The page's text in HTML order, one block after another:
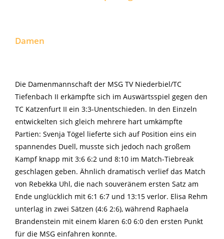
Damen
Die Damenmannschaft der MSG TV Niederbiel/TC
Tiefenbach II erkämpfte sich im Auswärtsspiel gegen den
TC Katzenfurt II ein 3:3-Unentschieden. In den Einzeln
entwickelten sich gleich mehrere hart umkämpfte
Partien: Svenja Tögel lieferte sich auf Position eins ein
spannendes Duell, musste sich jedoch nach großem
Kampf knapp mit 3:6 6:2 und 8:10 im Match-Tiebreak
geschlagen geben. Ähnlich dramatisch verlief das Match
von Rebekka Uhl, die nach souveränem ersten Satz am
Ende unglücklich mit 6:1 6:7 und 13:15 verlor. Elisa Rehm
unterlag in zwei Sätzen (4:6 2:6), während Raphaela
Brandenstein mit einem klaren 6:0 6:0 den ersten Punkt
für die MSG einfahren konnte.